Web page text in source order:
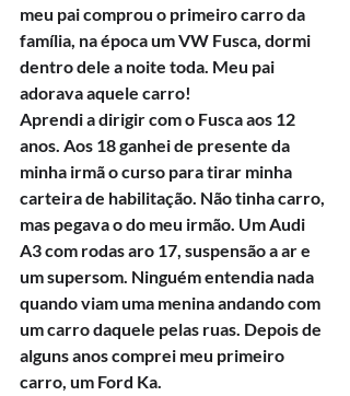
meu pai comprou o primeiro carro da
família, na época um VW Fusca, dormi
dentro dele a noite toda. Meu pai
adorava aquele carro!
Aprendi a dirigir com o Fusca aos 12
anos. Aos 18 ganhei de presente da
minha irmã o curso para tirar minha
carteira de habilitação. Não tinha carro,
mas pegava o do meu irmão. Um Audi
A3 com rodas aro 17, suspensão a ar e
um supersom. Ninguém entendia nada
quando viam uma menina andando com
um carro daquele pelas ruas. Depois de
alguns anos comprei meu primeiro
carro, um Ford Ka.